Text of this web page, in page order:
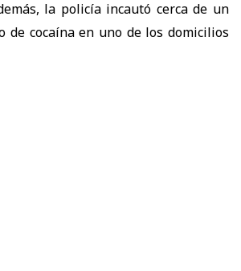
la policía incautó cerca de un
de cocaína en uno de los domicilios